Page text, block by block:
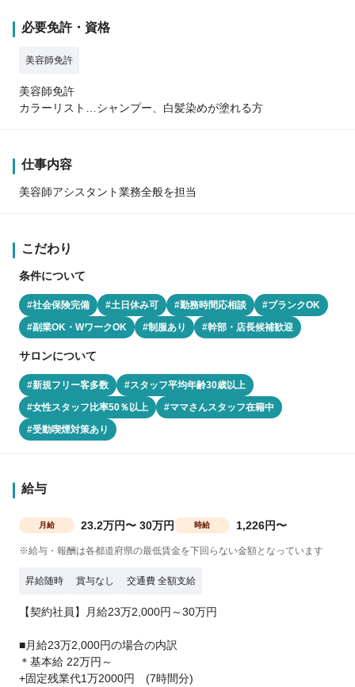
必要免許・資格
美容師免許
美容師免許
カラーリスト…シャンプー、白髪染めが塗れる方
仕事内容
美容師アシスタント業務全般を担当
こだわり
条件について
#社会保険完備 #土日休み可 #勤務時間応相談
#ブランクOK
#副業OK・WワークOK
#制服あり #幹部・店長候補歓迎
サロンについて
#新規フリー客多数
#スタッフ平均年齢30歳以上
#女性スタッフ比率50％以上
#ママさんスタッフ在籍中
#受動喫煙対策あり
給与
月給 23.2万円〜 30万円 時給 1,226円〜
※給与・報酬は各都道府県の最低賃金を下回らない金額となっています
昇給随時 賞与なし 交通費 全額支給
【契約社員】月給23万2,000円～30万円
■月給23万2,000円の場合の内訳
＊基本給 22万円～
+固定残業代1万2000円 (7時間分)